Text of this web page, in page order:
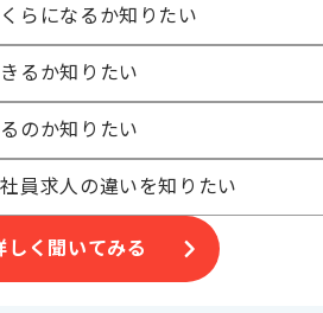
います。
らになるか知りたい
るか知りたい
のか知りたい
員求人の違いを知りたい
しく聞いてみる